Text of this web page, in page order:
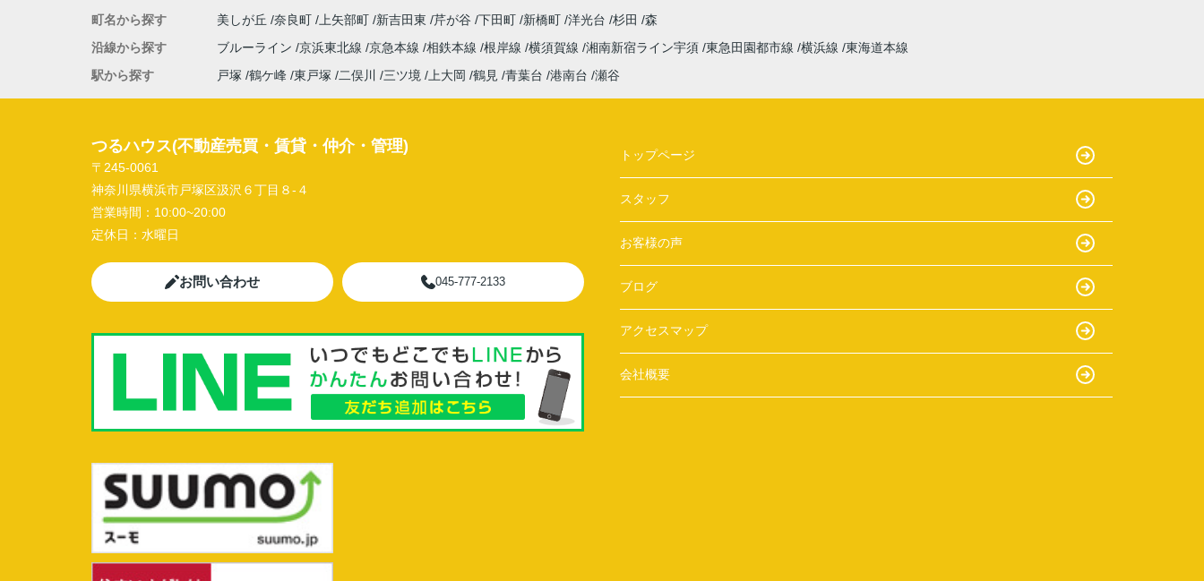
町名から探す
美しが丘 奈良町 上矢部町 新吉田東 芹が谷 下田町 新橋町 洋光台 杉田
森
沿線から探す
ブルーライン 京浜東北線 京急本線 相鉄本線 根岸線 横須賀線 湘南新宿ライン宇須 東急田園都市線 横浜線 東海道本線
駅から探す
戸塚 鶴ケ峰 東戸塚 二俣川 三ツ境 上大岡 鶴見 青葉台 港南台 瀬谷
つるハウス(不動産売買・賃貸・仲介・管理)
〒245-0061
神奈川県横浜市戸塚区汲沢６丁目８-４
営業時間： 10:00~20:00
定休日： 水曜日
お問い合わせ 045-777-2133
トップページ
スタッフ
お客様の声
ブログ
アクセスマップ
会社概要